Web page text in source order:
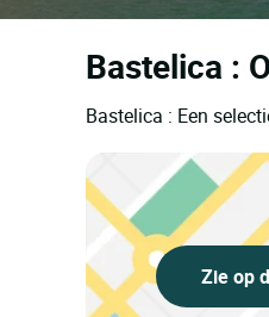
Bastelica :
Bastelica : Een
Zie op